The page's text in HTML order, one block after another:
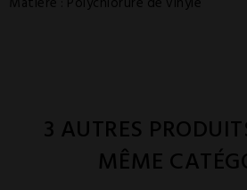
3 AUTRES
MÊME